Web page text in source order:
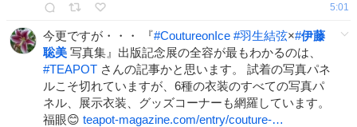
5:01
今更ですが・・・ 『#CoutureonIce #羽生結弦×#伊藤
聡美 写真集』出版記念展の全容が最もわかるのは、
#TEAPOT さんの記事かと思います。 試着の写真パネ
ルこそ切れていますが、6種の衣装のすべての写真パ
ネル、展示衣装、グッズコーナーも網羅しています。
福眼😊 teapot-magazine.com/entry/couture-…